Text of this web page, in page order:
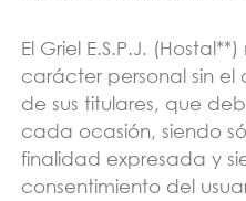
El Griel E.S.P.J.
carácter personal sin el
de sus titulares, que
cada ocasión, siendo
finalidad expresada y
consentimiento del